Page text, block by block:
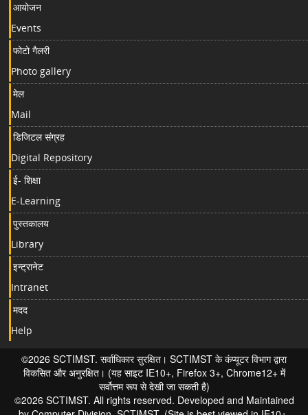
आयोजन
Events
फोटो गैलरी
Photo gallery
मेल
Mail
डिजिटल संग्रह
Digital Repository
ई- शिक्षा
E-Learning
पुस्तकालय
Library
इन्ट्रानेट
Intranet
मदद
Help
©2026 SCTIMST. सर्वाधिकार सुरक्षित। SCTIMST के कंप्यूटर विभाग द्वारा
विकसित और अनुरक्षित। (यह साइट IE10+, Firefox 3+, Chrome12+ में
सर्वोत्तम रूप से देखी जा सकती है)
©2026 SCTIMST. All rights reserved. Developed and Maintained